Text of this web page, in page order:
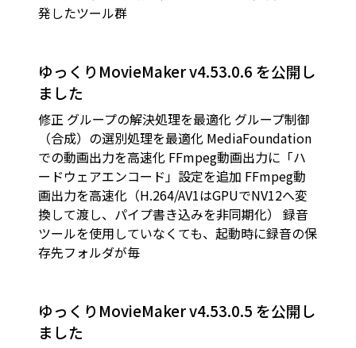
発したツール群
ゆっくりMovieMaker v4.53.0.6 を公開し
ました
修正 グループの解決処理を最適化 グループ制御
（合成）の選別処理を最適化 MediaFoundation
での動画出力を高速化 FFmpeg動画出力に「ハ
ードウェアエンコード」設定を追加 FFmpeg動
画出力を高速化（H.264/AV1はGPUでNV12へ変
換して渡し、パイプ書き込みを非同期化） 録音
ツールを使用していなくても、起動時に録音の保
存先フォルダが毎
ゆっくりMovieMaker v4.53.0.5 を公開し
ました